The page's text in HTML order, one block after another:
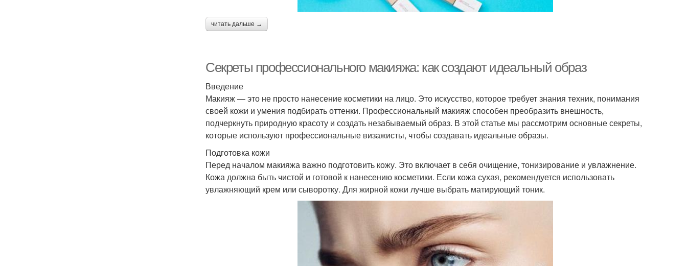
читать дальше →
Секреты профессионального макияжа: как создают идеальный образ
Введение
Макияж — это не просто нанесение косметики на лицо. Это искусство, которое требует знания техник, понимания
своей кожи и умения подбирать оттенки. Профессиональный макияж способен преобразить внешность,
подчеркнуть природную красоту и создать незабываемый образ. В этой статье мы рассмотрим основные секреты,
которые используют профессиональные визажисты, чтобы создавать идеальные образы.
Подготовка кожи
Перед началом макияжа важно подготовить кожу. Это включает в себя очищение, тонизирование и увлажнение.
Кожа должна быть чистой и готовой к нанесению косметики. Если кожа сухая, рекомендуется использовать
увлажняющий крем или сыворотку. Для жирной кожи лучше выбрать матирующий тоник.